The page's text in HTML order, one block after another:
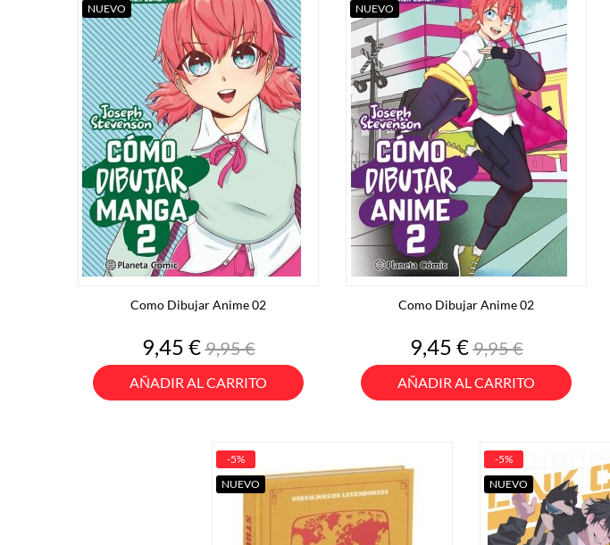
Como Dibujar Anime 02
Precio
9,45 €Precio
base
9,95 €
AÑADIR AL CARRITO
NUEVO
Como Dibujar Anime 02
Precio
9,45 €Precio
base
9,95 €
AÑADIR AL CARRITO
NUEVO
-5%
NUEVO
-5%
NUEVO